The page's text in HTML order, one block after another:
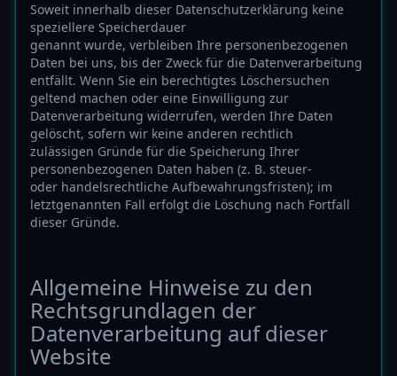
Soweit innerhalb dieser Datenschutzerklärung keine
speziellere Speicherdauer
genannt wurde, verbleiben Ihre personenbezogenen
Daten bei uns, bis der Zweck für die Datenverarbeitung
entfällt. Wenn Sie ein berechtigtes Löschersuchen
geltend machen oder eine Einwilligung zur
Datenverarbeitung widerrufen, werden Ihre Daten
gelöscht, sofern wir keine anderen rechtlich
zulässigen Gründe für die Speicherung Ihrer
personenbezogenen Daten haben (z. B. steuer-
oder handelsrechtliche Aufbewahrungsfristen); im
letztgenannten Fall erfolgt die Löschung nach Fortfall
dieser Gründe.
Allgemeine Hinweise zu den
Rechtsgrundlagen der
Datenverarbeitung auf dieser
Website